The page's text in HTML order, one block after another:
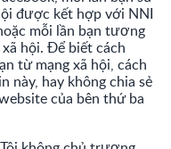
được kết hợp với NNI
mỗi lần bạn tương
hội. Để biết cách
từ mạng xã hội, cách
này, hay không chia sẻ
của bên thứ ba